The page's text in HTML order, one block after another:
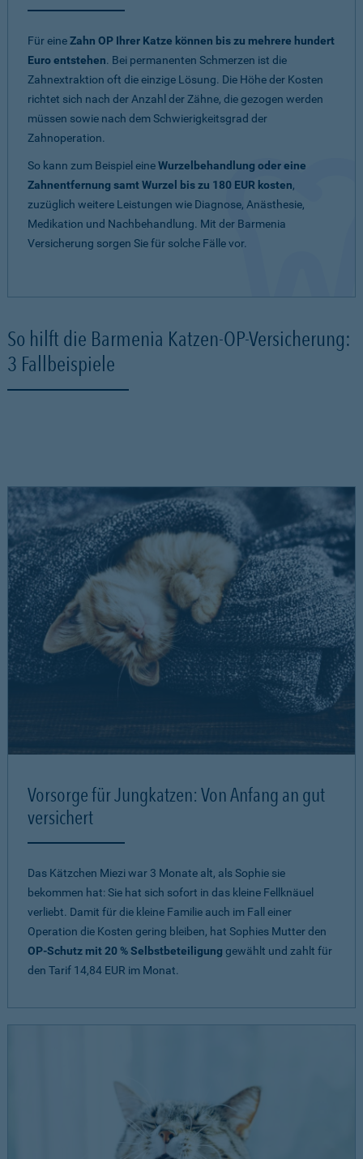
Für eineZahn OP Ihrer Katze können bis zu mehrere hundert
Euro entstehen. Bei permanenten Schmerzen ist die
Zahnextraktion oft die einzige Lösung. Die Höhe der Kosten
richtet sich nach der Anzahl der Zähne, die gezogen werden
müssen sowie nach dem Schwierigkeitsgrad der
Zahnoperation.
So kann zum Beispiel eineWurzelbehandlung oder eine
Zahnentfernung samt Wurzel bis zu 180 EUR kosten,
zuzüglich weitere Leistungen wie Diagnose, Anästhesie,
Medikation und Nachbehandlung. Mit der Barmenia
Versicherung sorgen Sie für solche Fälle vor.
So hilft die Barmenia Katzen-OP-Versicherung:
3 Fallbeispiele
Vorsorge für Jungkatzen: Von Anfang an gut
versichert
Das Kätzchen Miezi war 3 Monate alt, als Sophie sie
bekommen hat: Sie hat sich sofort in das kleine Fellknäuel
verliebt. Damit für die kleine Familie auch im Fall einer
Operation die Kosten gering bleiben, hat Sophies Mutter den
OP-Schutz mit 20 % Selbstbeteiligung gewählt und zahlt für
den Tarif 14,84 EUR im Monat.